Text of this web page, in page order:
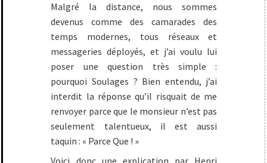
Malgré la distance, nous sommes
devenus comme des camarades des
temps modernes, tous réseaux et
messageries déployés, et j’ai voulu lui
poser une question très simple :
pourquoi Soulages ? Bien entendu, j’ai
interdit la réponse qu’il risquait de me
renvoyer parce que le monsieur n’est pas
seulement talentueux, il est aussi
taquin : « Parce Que ! »
Voici donc une explication par Henri